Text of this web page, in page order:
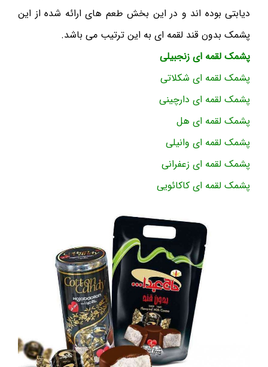
دیابتی بوده اند و در این بخش طعم های ارائه شده از این
پشمک بدون قند لقمه ای به این ترتیب می باشد.
پشمک لقمه ای زنجبیلی
پشمک لقمه ای شکلاتی
پشمک لقمه ای دارچینی
پشمک لقمه ای هل
پشمک لقمه ای وانیلی
پشمک لقمه ای زعفرانی
پشمک لقمه ای کاکائویی